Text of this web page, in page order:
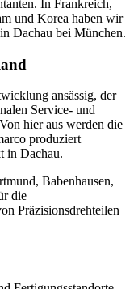
In Frankreich,
und Korea haben wir
Dachau bei München.
ansässig, der
Service- und
hier aus werden die
produziert
in Dachau.
Babenhausen,
die
Präzisionsdrehteilen